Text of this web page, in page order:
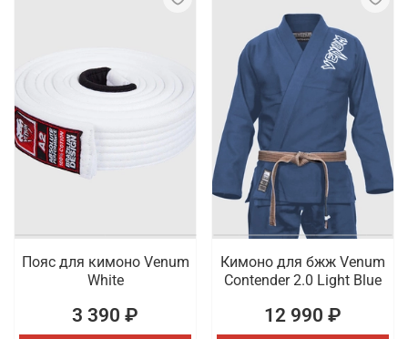
Пояс для кимоно Venum
White
3 390 ₽
Кимоно для бжж Venum
Contender 2.0 Light Blue
12 990 ₽